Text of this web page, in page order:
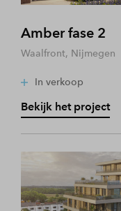
Amber fase 2
Waalfront, Nijmegen
In verkoop
Bekijk het project